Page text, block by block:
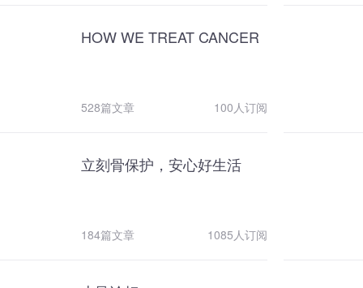
ENETS 官刊Journal of
HOW WE TREAT CANCER
100人订阅
528篇文章
立刻骨保护，安心好生活
1085人订阅
184篇文章